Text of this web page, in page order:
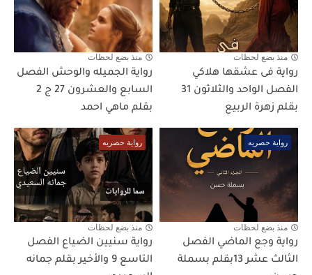
منذ بضع لحظات
رواية فى عشقها هلاكي
الفصل الواحد والثلاثون 31
بقلم زهرة الربيع
منذ بضع لحظات
رواية الجميله والوحش الفصل
السابع والعشرون 27 ج 2
بقلم ماهي احمد
رواية حصريه
منذ بضع لحظات
رواية وجع الماضي الفصل
الثالث عشر 13بقلم بسملة
رواية حصريه
منذ بضع لحظات
رواية سنيين الضياع الفصل
التاسع 9 والأخير بقلم جمانه